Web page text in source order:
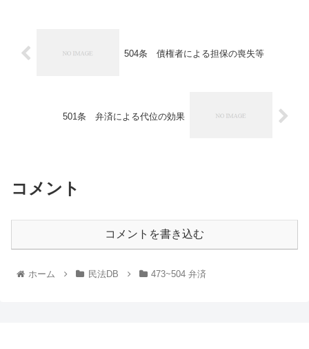
504条 債権者による担保の喪失等
501条 弁済による代位の効果
コメント
コメントを書き込む
ホーム 民法DB 473~504 弁済